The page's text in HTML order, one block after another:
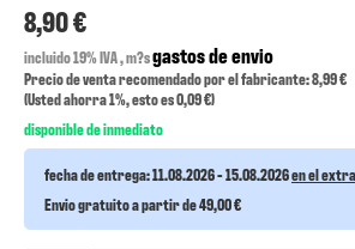
8,90 €
incluido 19% IVA , m?sgastos de envio
Precio de venta recomendado por el fabricante: 8,99 €
(Usted ahorra1%, esto es0,09 €)
disponible de inmediato
fecha de entrega:11.08.2026 - 15.08.2026en el
Envio gratuito a partir de 49,00 €